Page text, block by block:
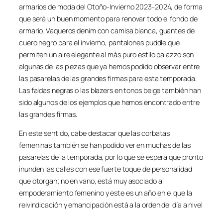
armarios de moda del Otoño-Invierno 2023-2024, de forma
que será un buen momento para renovar todo el fondo de
armario. Vaqueros denim con camisa blanca, guantes de
cuero negro para el invierno, pantalones puddle que
permiten un aire elegante al más puro estilo palazzo son
algunas de las piezas que ya hemos podido observar entre
las pasarelas de las grandes firmas para esta temporada.
Las faldas negras o las blazers en tonos beige también han
sido algunos de los ejemplos que hemos encontrado entre
las grandes firmas.
En este sentido, cabe destacar que las corbatas
femeninas también se han podido ver en muchas de las
pasarelas de la temporada, por lo que se espera que pronto
inunden las calles con ese fuerte toque de personalidad
que otorgan; no en vano, está muy asociado al
empoderamiento femenino y este es un año en el que la
reivindicación y emancipación está a la orden del día a nivel